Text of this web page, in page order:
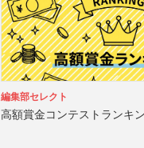
編集部セレクト
高額賞金コンテストランキ